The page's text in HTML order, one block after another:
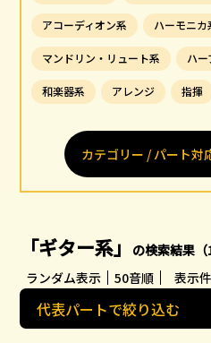
アコーディオン系 ハーモニカ
マンドリン・リュート系 ハー
和楽器系 アレンジ 指揮
カテゴリー / パート対
「ギター系」
の検索結果（
ランダム表示
50音順 表示
代表パートで絞り込む